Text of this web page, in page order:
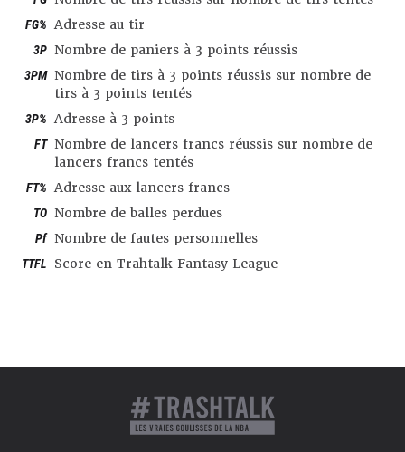
FG% Adresse au tir
3P Nombre de paniers à 3 points réussis
3PM Nombre de tirs à 3 points réussis sur nombre de
tirs à 3 points tentés
3P% Adresse à 3 points
FT Nombre de lancers francs réussis sur nombre de
lancers francs tentés
FT% Adresse aux lancers francs
TO Nombre de balles perdues
Pf Nombre de fautes personnelles
TTFL Score en Trahtalk Fantasy League